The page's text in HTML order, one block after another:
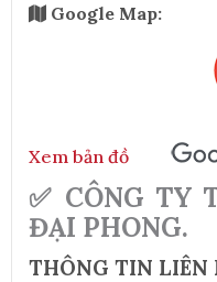
Google Map:
Xem bản đồ
✅ CÔNG TY
ĐẠI PHONG.
THÔNG TIN LIÊN